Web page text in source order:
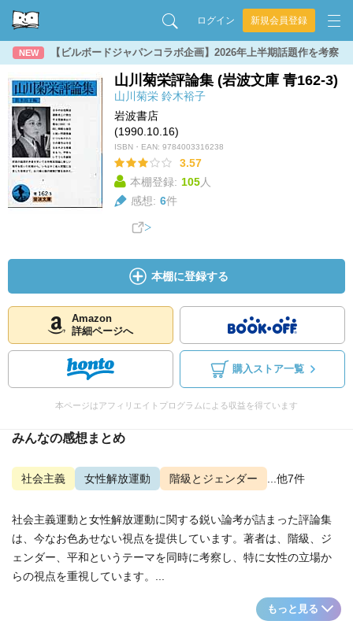
ログイン 新規会員登録
NEW 【ビルボードジャパンコラボ企画】2026年上半期話題作を考察
山川菊栄評論集 (岩波文庫 青162-3)
山川菊栄 鈴木裕子
岩波書店
(1990.10.16)
ISBN・EAN: 9784003316238
3.57
本棚登録: 105人
感想: 6件
本棚に登録する
Amazon
詳細ページへ
購入ストア一覧
本ページはアフィリエイトプログラムによる収益を得ています
みんなの感想まとめ
社会主義 女性解放運動 階級とジェンダー ...他7件
社会主義運動と女性解放運動に関する鋭い論考が詰まった評論集
は、今なお色あせない視点を提供しています。著者は、階級、ジ
ェンダー、平和というテーマを同時に考察し、特に女性の立場か
らの視点を重視しています。...
もっと見る